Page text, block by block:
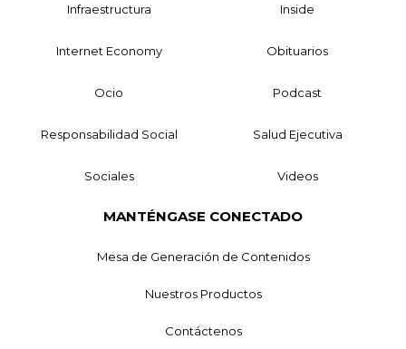
Infraestructura Inside
Internet Economy Obituarios
Ocio Podcast
Responsabilidad Social Salud Ejecutiva
Sociales Videos
MANTÉNGASE CONECTADO
Mesa de Generación de Contenidos
Nuestros Productos
Contáctenos